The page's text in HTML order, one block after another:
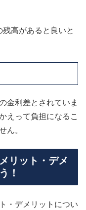
高があると良いと
金利差とされていま
えって負担になるこ
ん。
リット・デメ
！
・デメリットについ